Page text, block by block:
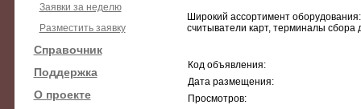
Заявки за неделю
Разместить заявку
Справочник
Поддержка
О проекте
Широкий ассортимент
считыватели карт, терминалы
Код объявления:
Дата размещения:
Просмотров: